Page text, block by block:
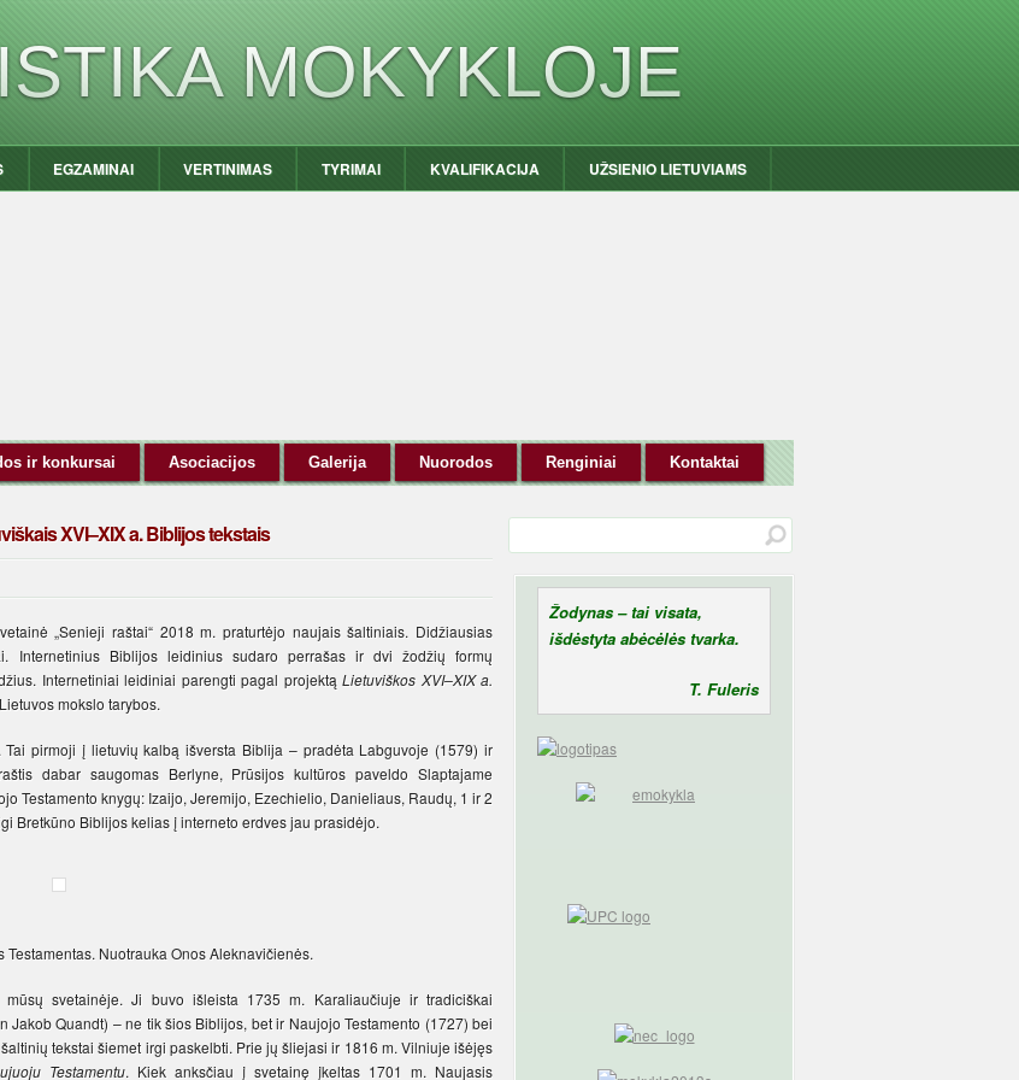
MOKYKLOJE
EGZAMINAI VERTINIMAS TYRIMAI KVALIFIKACIJA UŽSIENIO LIETUVIAMS
ir konkursai Asociacijos Galerija Nuorodos Renginiai Kontaktai
XVI–XIX a. Biblijos tekstais
„Senieji raštai“ 2018 m. praturtėjo naujais šaltiniais. Didžiausias
Internetinius Biblijos leidinius sudaro perrašas ir dvi žodžių formų
Internetiniai leidiniai parengti pagal projektąLietuviškos XVI–XIX a.
mokslo tarybos.
pirmoji į lietuvių kalbą išversta Biblija – pradėta Labguvoje (1579) ir
dabar saugomas Berlyne, Prūsijos kultūros paveldo Slaptajame
Testamento knygų: Izaijo, Jeremijo, Ezechielio, Danieliaus, Raudų, 1 ir 2
Bretkūno Biblijos kelias į interneto erdves jau prasidėjo.
Nuotrauka Onos Aleknavičienės.
svetainėje. Ji buvo išleista 1735 m. Karaliaučiuje ir tradiciškai
Jakob Quandt) – ne tik šios Biblijos, bet ir Naujojo Testamento (1727) bei
tekstai šiemet irgi paskelbti. Prie jų šliejasi ir 1816 m. Vilniuje išėjęs
Testamentu. Kiek anksčiau į svetainę įkeltas 1701 m. Naujasis
Žodynas – tai visata,
išdėstyta abėcėlės tvarka.
T. Fuleris